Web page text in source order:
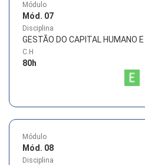
Módulo
Mód. 07
Disciplina
GESTÃO DO CAPITAL HUMANO
C.H
80h
Módulo
Mód. 08
Disciplina